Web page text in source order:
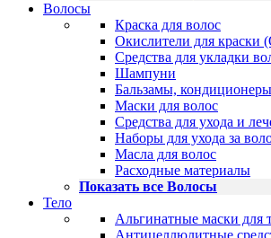
Волосы
Краска для волос
Окислители для краски
Средства для укладки
Шампуни
Бальзамы,
Маски для волос
Средства для ухода и
Наборы для ухода за
Масла для волос
Расходные материалы
Показать все Волосы
Тело
Альгинатные маски для